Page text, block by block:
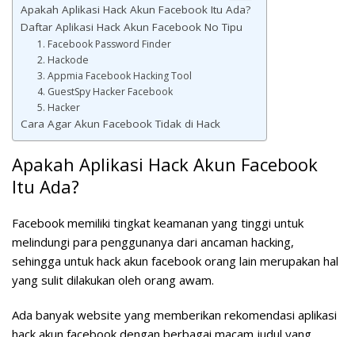
Apakah Aplikasi Hack Akun Facebook Itu Ada?
Daftar Aplikasi Hack Akun Facebook No Tipu
1. Facebook Password Finder
2. Hackode
3. Appmia Facebook Hacking Tool
4. GuestSpy Hacker Facebook
5. Hacker
Cara Agar Akun Facebook Tidak di Hack
Apakah Aplikasi Hack Akun Facebook
Itu Ada?
Facebook memiliki tingkat keamanan yang tinggi untuk
melindungi para penggunanya dari ancaman hacking,
sehingga untuk hack akun facebook orang lain merupakan hal
yang sulit dilakukan oleh orang awam.
Ada banyak website yang memberikan rekomendasi aplikasi
hack akun facebook dengan berbagai macam judul yang